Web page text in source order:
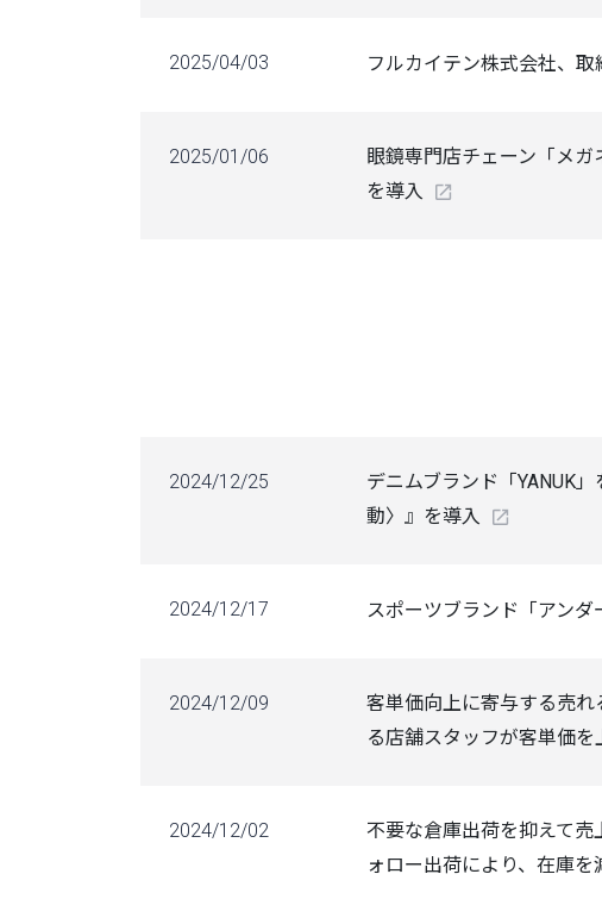
2025/04/03 フルカイテン株式会社、
2025/01/06
眼鏡専門店チェーン「メガ
を導入
2024/12/25
デニムブランド「YANUK
動〉』を導入
2024/12/17 スポーツブランド「アン
2024/12/09
客単価向上に寄与する売れ
る店舗スタッフが客単価
2024/12/02
不要な倉庫出荷を抑えて
ォロー出荷により、在庫